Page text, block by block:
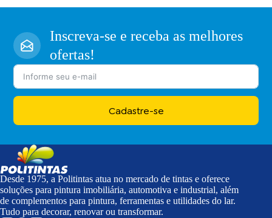
Inscreva-se e receba as melhores
ofertas!
Cadastre-se
Desde 1975, a Politintas atua no mercado de tintas e oferece
soluções para pintura imobiliária, automotiva e industrial, além
de complementos para pintura, ferramentas e utilidades do lar.
Tudo para decorar, renovar ou transformar.